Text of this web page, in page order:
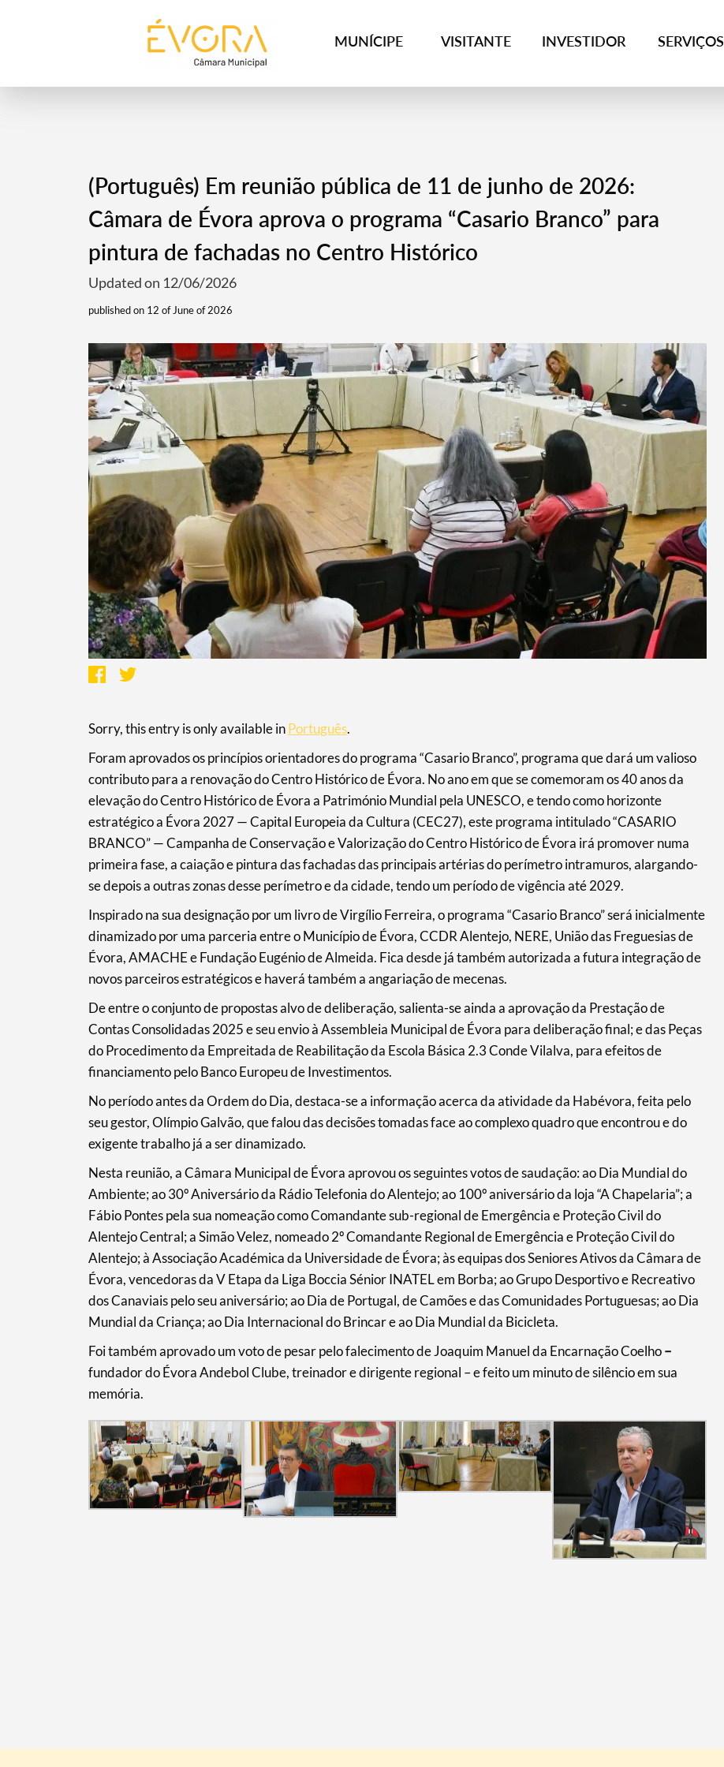
MUNÍCIPE VISITANTE INVESTIDOR SERVIÇOS
Search term
Categories
Filters
(Português) Em reunião pública de 11 de junho de 2026:
Câmara de Évora aprova o programa “Casario Branco” para
pintura de fachadas no Centro Histórico
Updated on 12/06/2026
published on 12 of June of 2026
Sorry, this entry is only available inPortuguês.
Foram aprovados os princípios orientadores do programa “Casario Branco”, programa que dará um valioso
contributo para a renovação do Centro Histórico de Évora. No ano em que se comemoram os 40 anos da
elevação do Centro Histórico de Évora a Património Mundial pela UNESCO, e tendo como horizonte
estratégico a Évora 2027 — Capital Europeia da Cultura (CEC27), este programa intitulado “CASARIO
BRANCO” — Campanha de Conservação e Valorização do Centro Histórico de Évora irá promover numa
primeira fase, a caiação e pintura das fachadas das principais artérias do perímetro intramuros, alargando-
se depois a outras zonas desse perímetro e da cidade, tendo um período de vigência até 2029.
Inspirado na sua designação por um livro de Virgílio Ferreira, o programa “Casario Branco” será inicialmente
dinamizado por uma parceria entre o Município de Évora, CCDR Alentejo, NERE, União das Freguesias de
Évora, AMACHE e Fundação Eugénio de Almeida. Fica desde já também autorizada a futura integração de
novos parceiros estratégicos e haverá também a angariação de mecenas.
De entre o conjunto de propostas alvo de deliberação, salienta-se ainda a aprovação da Prestação de
Contas Consolidadas 2025 e seu envio à Assembleia Municipal de Évora para deliberação final; e das Peças
do Procedimento da Empreitada de Reabilitação da Escola Básica 2.3 Conde Vilalva, para efeitos de
financiamento pelo Banco Europeu de Investimentos.
No período antes da Ordem do Dia, destaca-se a informação acerca da atividade da Habévora, feita pelo
seu gestor, Olímpio Galvão, que falou das decisões tomadas face ao complexo quadro que encontrou e do
exigente trabalho já a ser dinamizado.
Nesta reunião, a Câmara Municipal de Évora aprovou os seguintes votos de saudação: ao Dia Mundial do
Ambiente; ao 30º Aniversário da Rádio Telefonia do Alentejo; ao 100º aniversário da loja “A Chapelaria”; a
Fábio Pontes pela sua nomeação como Comandante sub-regional de Emergência e Proteção Civil do
Alentejo Central; a Simão Velez, nomeado 2º Comandante Regional de Emergência e Proteção Civil do
Alentejo; à Associação Académica da Universidade de Évora; às equipas dos Seniores Ativos da Câmara de
Évora, vencedoras da V Etapa da Liga Boccia Sénior INATEL em Borba; ao Grupo Desportivo e Recreativo
dos Canaviais pelo seu aniversário; ao Dia de Portugal, de Camões e das Comunidades Portuguesas; ao Dia
Mundial da Criança; ao Dia Internacional do Brincar e ao Dia Mundial da Bicicleta.
Foi também aprovado um voto de pesar pelo falecimento de Joaquim Manuel da Encarnação Coelho–
fundador do Évora Andebol Clube, treinador e dirigente regional – e feito um minuto de silêncio em sua
memória.